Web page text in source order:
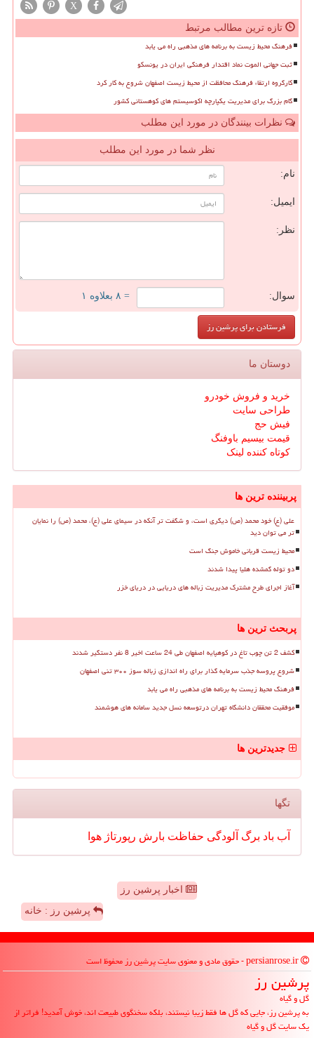
X
تازه ترین مطالب مرتبط
فرهنگ محیط زیست به برنامه های مذهبی راه می یابد
ثبت جهانی الموت نماد اقتدار فرهنگی ایران در یونسکو
کارگروه ارتقاء فرهنگ محافظت از محیط زیست اصفهان شروع به کار کرد
گام بزرگ برای مدیریت یکپارچه اکوسیستم های کوهستانی کشور
نظرات بینندگان در مورد این مطلب
نظر شما در مورد این مطلب
نام:
ایمیل:
نظر:
سوال: = ۸ بعلاوه ۱
دوستان ما
خرید و فروش خودرو
طراحی سایت
فیش حج
قیمت بیسیم باوفنگ
کوتاه کننده لینک
پربیننده ترین ها
علی (ع) خود محمد (ص) دیگری است، و شگفت تر آنکه در سیمای علی (ع)، محمد (ص) را نمایان
تر می توان دید
محیط زیست قربانی خاموش جنگ است
دو توله گمشده هلیا پیدا شدند
آغاز اجرای طرح مشترک مدیریت زباله های دریایی در دریای خزر
پربحث ترین ها
کشف 2 تن چوب تاغ در کوهپایه اصفهان طی 24 ساعت اخیر 8 نفر دستگیر شدند
شروع پروسه جذب سرمایه گذار برای راه اندازی زباله سوز ۳۰۰ تنی اصفهان
فرهنگ محیط زیست به برنامه های مذهبی راه می یابد
موفقیت محققان دانشگاه تهران درتوسعه نسل جدید سامانه های هوشمند
جدیدترین ها
تگها
آب باد برگ آلودگی حفاظت بارش رپورتاژ هوا
اخبار پرشین رز
پرشین رز : خانه
پرشین رز
گل و گیاه
به پرشین رز، جایی که گل ها فقط زیبا نیستند، بلکه سخنگوی طبیعت اند، خوش آمدید! فراتر از
یک سایت گل و گیاه